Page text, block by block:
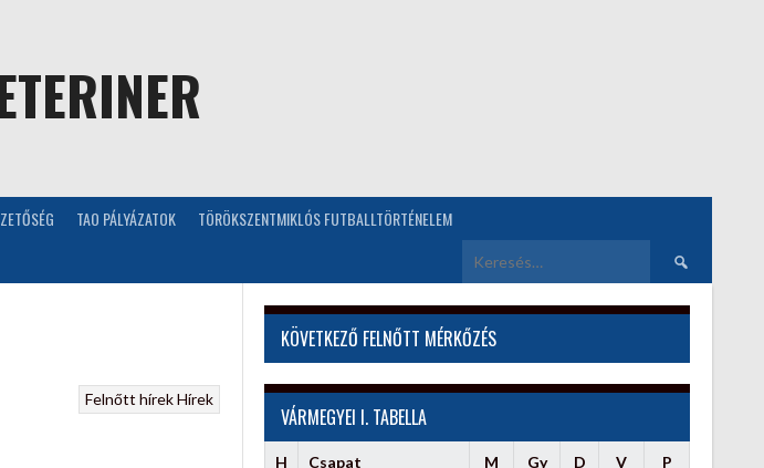
TAO PÁLYÁZATOK TÖRÖKSZENTMIKLÓS FUTBALLTÖRTÉNELEM
Keresés:
Felnőtt hírekHírek
KÖVETKEZŐ FELNŐTT MÉRKŐZÉS
VÁRMEGYEI I. TABELLA
H Csapat M Gy D V P